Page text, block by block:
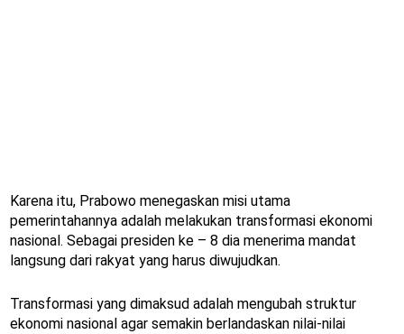
Karena itu, Prabowo menegaskan misi utama
pemerintahannya adalah melakukan transformasi ekonomi
nasional. Sebagai presiden ke – 8 dia menerima mandat
langsung dari rakyat yang harus diwujudkan.
Transformasi yang dimaksud adalah mengubah struktur
ekonomi nasional agar semakin berlandaskan nilai-nilai